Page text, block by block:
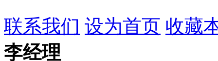
联系我们 设为首页 收藏
李经理